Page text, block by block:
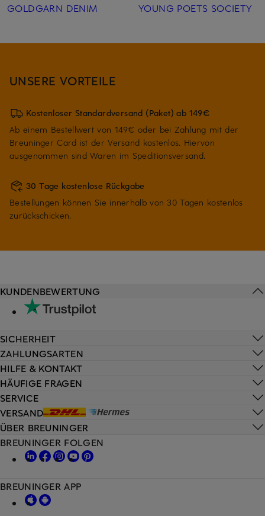
GOLDGARN DENIM
YOUNG POETS SOCIETY
UNSERE VORTEILE
Kostenloser Standardversand (Paket) ab 149€
Ab einem Bestellwert von 149€ oder bei Zahlung mit der
Breuninger Card ist der Versand kostenlos. Hiervon
ausgenommen sind Waren im Speditionsversand.
30 Tage kostenlose Rückgabe
Bestellungen können Sie innerhalb von 30 Tagen kostenlos
zurückschicken.
HILFE & KONTAKT
HÄUFIGE FRAGEN
SERVICE
VERSAND
KUNDENBEWERTUNG
SICHERHEIT
ZAHLUNGSARTEN
ÜBER BREUNINGER
BREUNINGER FOLGEN
BREUNINGER APP